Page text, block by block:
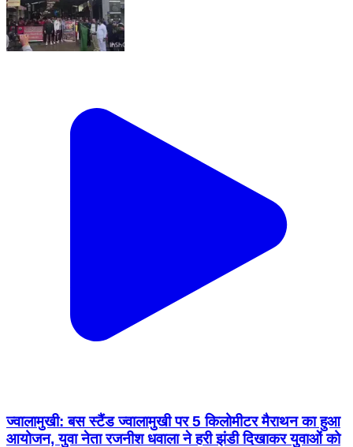
ज्वालामुखी: बस स्टैंड ज्वालामुखी पर 5 किलोमीटर मैराथन का हुआ
आयोजन, युवा नेता रजनीश धवाला ने हरी झंडी दिखाकर युवाओं को